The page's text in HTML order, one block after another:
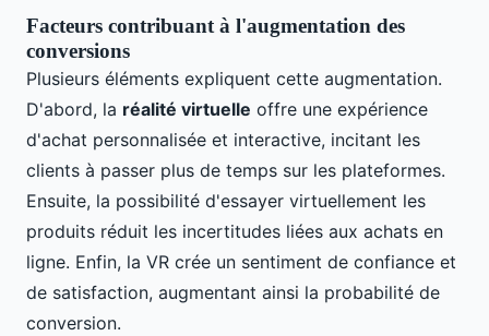
Facteurs contribuant à l'augmentation des
conversions
Plusieurs éléments expliquent cette augmentation.
D'abord, la réalité virtuelle offre une expérience
d'achat personnalisée et interactive, incitant les
clients à passer plus de temps sur les plateformes.
Ensuite, la possibilité d'essayer virtuellement les
produits réduit les incertitudes liées aux achats en
ligne. Enfin, la VR crée un sentiment de confiance et
de satisfaction, augmentant ainsi la probabilité de
conversion.